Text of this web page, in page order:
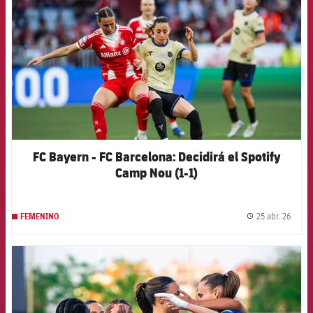
FC Bayern - FC Barcelona: Decidirá el Spotify
Camp Nou (1-1)
FEMENINO 25 abr. 26